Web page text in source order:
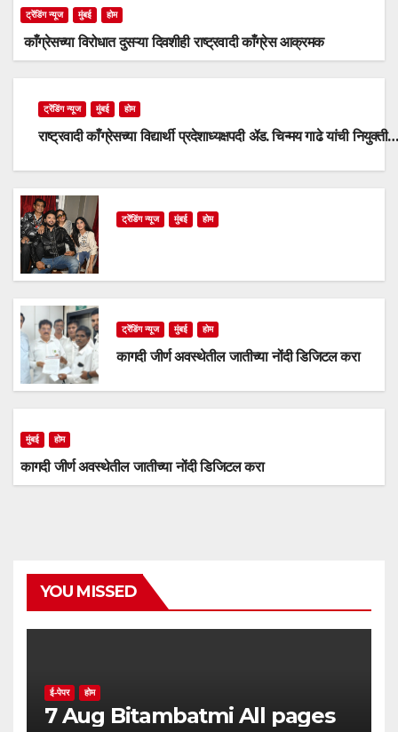
ट्रेंडिंग न्यूज मुंबई होम
काँग्रेसच्या विरोधात दुसऱ्या दिवशीही राष्ट्रवादी काँग्रेस आक्रमक
ट्रेंडिंग न्यूज मुंबई होम
राष्ट्रवादी काँग्रेसच्या विद्यार्थी प्रदेशाध्यक्षपदी ॲड. चिन्मय गाढे यांची नियुक्ती…
ट्रेंडिंग न्यूज मुंबई होम
ट्रेंडिंग न्यूज मुंबई होम
कागदी जीर्ण अवस्थेतील जातीच्या नोंदी डिजिटल करा
मुंबई होम
कागदी जीर्ण अवस्थेतील जातीच्या नोंदी डिजिटल करा
YOU MISSED
ई-पेपर होम
7 Aug Bitambatmi All pages